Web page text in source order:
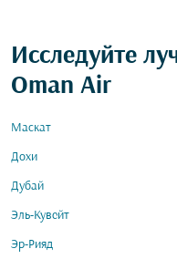
Исследуйте
Oman Air
Маскат
Дохи
Дубай
Эль-Кувейт
Эр-Рияд